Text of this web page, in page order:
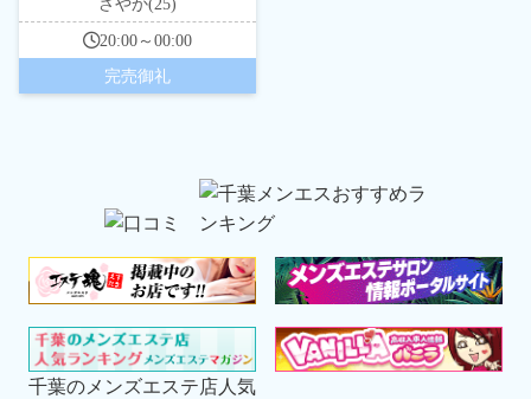
20:00～00:00
完売御礼
千葉のメンズエステ店人気